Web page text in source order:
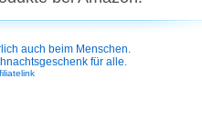
auch beim Menschen.
für alle.